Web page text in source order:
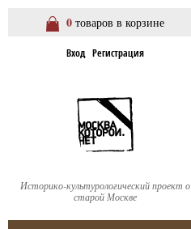
0 товаров в корзине
Вход Регистрация
Историко-культурологический проект о
старой Москве